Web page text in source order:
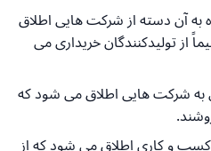
آن دسته از شرکت هایی اطلاق
تولیدکنندگان خریداری می
شرکت هایی اطلاق می شود که